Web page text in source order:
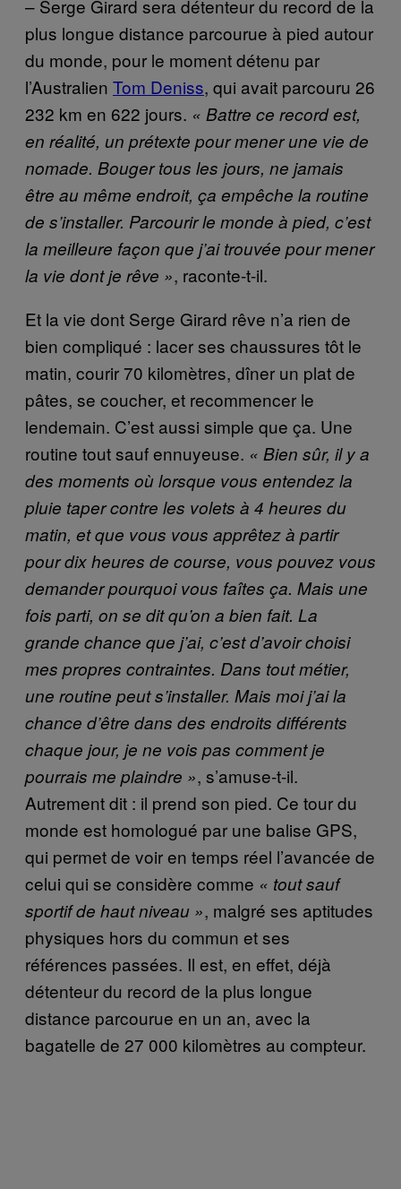
– Serge Girard sera détenteur du record de la
plus longue distance parcourue à pied autour
du monde, pour le moment détenu par
l’Australien Tom Deniss, qui avait parcouru 26
232 km en 622 jours. « Battre ce record est,
en réalité, un prétexte pour mener une vie de
nomade. Bouger tous les jours, ne jamais
être au même endroit, ça empêche la routine
de s’installer. Parcourir le monde à pied, c’est
la meilleure façon que j’ai trouvée pour mener
la vie dont je rêve », raconte-t-il.
Et la vie dont Serge Girard rêve n’a rien de
bien compliqué : lacer ses chaussures tôt le
matin, courir 70 kilomètres, dîner un plat de
pâtes, se coucher, et recommencer le
lendemain. C’est aussi simple que ça. Une
routine tout sauf ennuyeuse. « Bien sûr, il y a
des moments où lorsque vous entendez la
pluie taper contre les volets à 4 heures du
matin, et que vous vous apprêtez à partir
pour dix heures de course, vous pouvez vous
demander pourquoi vous faîtes ça. Mais une
fois parti, on se dit qu’on a bien fait. La
grande chance que j’ai, c’est d’avoir choisi
mes propres contraintes. Dans tout métier,
une routine peut s’installer. Mais moi j’ai la
chance d’être dans des endroits différents
chaque jour, je ne vois pas comment je
pourrais me plaindre », s’amuse-t-il.
Autrement dit : il prend son pied. Ce tour du
monde est homologué par une balise GPS,
qui permet de voir en temps réel l’avancée de
celui qui se considère comme « tout sauf
sportif de haut niveau », malgré ses aptitudes
physiques hors du commun et ses
références passées. Il est, en effet, déjà
détenteur du record de la plus longue
distance parcourue en un an, avec la
bagatelle de 27 000 kilomètres au compteur.